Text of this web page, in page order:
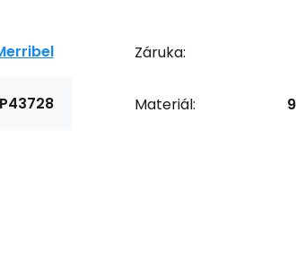
Záruka:
Materiál: